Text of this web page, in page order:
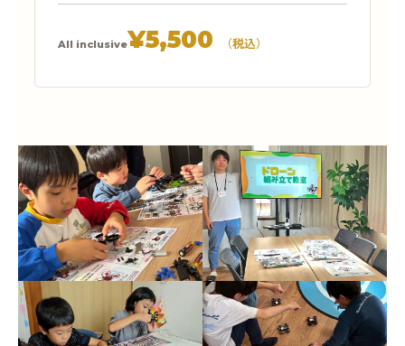
All inclusive¥5,500 （税込）